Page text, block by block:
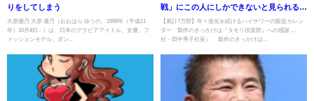
りをしてしまう
大原優乃 大原 優乃（おおはら ゆうの、1999年（平成11
年）10月8日 - ）は、日本のグラビアアイドル、女優、フ
ァッションモデル、ダン...
戦」にこの人にしかできないと見られるこ
とに
【累計7万部】年々進化を続けるハイサワーの販促カレン
ダー 製作のきっかけは『タモリ倶楽部』への感謝 …
社・田中秀子社長） 製作のきっかけは...